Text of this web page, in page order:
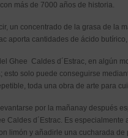
más de 7000 años de historia.
un concentrado de la grasa de la
aporta cantidades de ácido
Ghee Caldes d´Estrac, en algún
solo puede conseguirse
toda una obra de arte para
por la mañanay después
Caldes d´Estrac. Es
limón y añadirle una cucharada de